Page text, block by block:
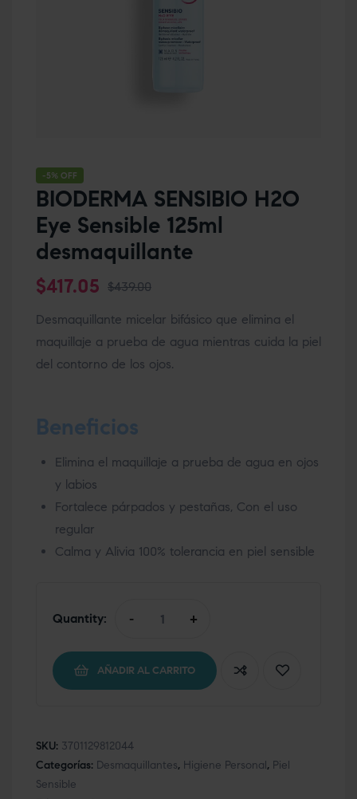
-5% OFF
BIODERMA SENSIBIO H2O
Eye Sensible 125ml
desmaquillante
$439.00
$417.05
Desmaquillante micelar bifásico que elimina el
maquillaje a prueba de agua mientras cuida la piel
del contorno de los ojos.
Beneficios
Elimina el maquillaje a prueba de agua en ojos
y labios
Fortalece párpados y pestañas, Con el uso
regular
Calma y Alivia 100% tolerancia en piel sensible
Quantity: - +
AÑADIR AL CARRITO
SKU: 3701129812044
Categorías: Desmaquillantes, Higiene Personal, Piel
Sensible